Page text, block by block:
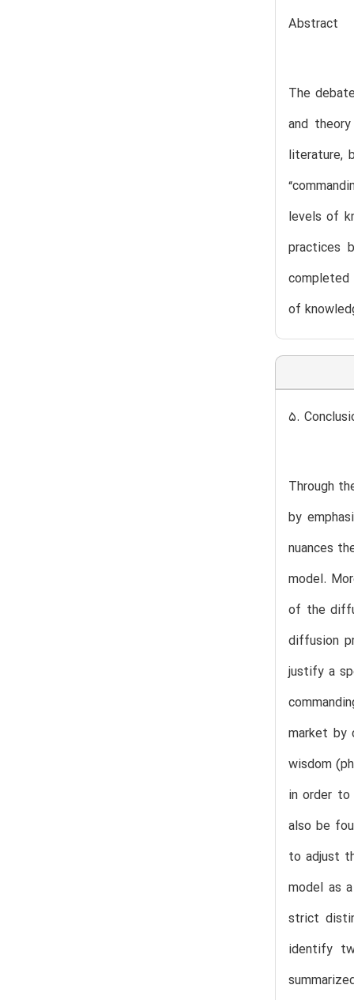
Abstract
The
and
literature,
levels of
practices
of
5.
Through
by
nuances
model.
of the
diffusion
justify a
market by
wisdom
in order
also be
to adjust
model as
strict
identify